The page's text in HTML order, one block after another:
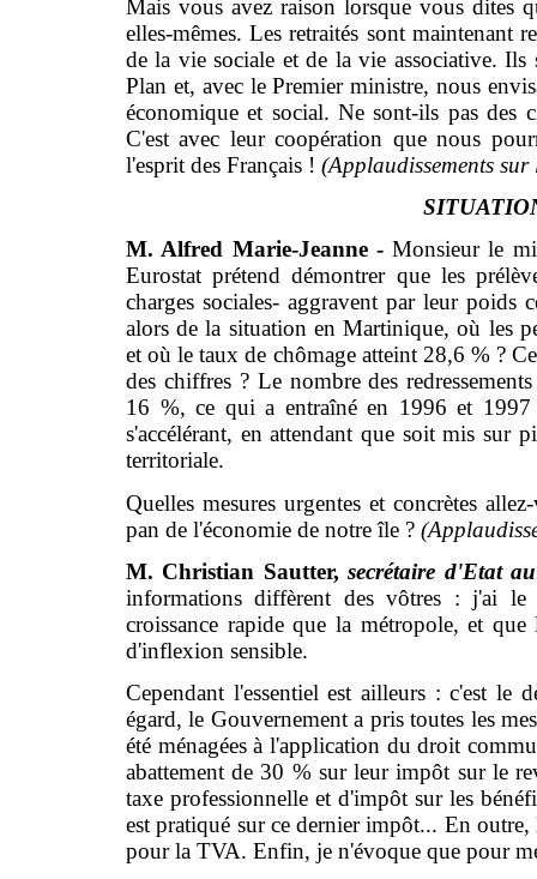
Mais vous avez raison lorsque vous dites
elles-mêmes. Les retraités sont maintenant
de la vie sociale et de la vie associative.
Plan et, avec le Premier ministre, nous
économique et social. Ne sont-ils pas des
C'est avec leur coopération que nous
l'esprit des Français ! (Applaudissements
M. Alfred Marie-Jeanne -Monsieur le
Eurostat prétend démontrer que les
charges sociales- aggravent par leur poids
alors de la situation en Martinique, où les
et où le taux de chômage atteint 28,6 % ?
des chiffres ? Le nombre des
16 %, ce qui a entraîné en 1996 et
s'accélérant, en attendant que soit mis sur
territoriale.
Quelles mesures urgentes et concrètes
pan de l'économie de notre île ?
M. Christian Sautter,secrétaire d'Etat
informations diffèrent des vôtres : j'ai
croissance rapide que la métropole, et
d'inflexion sensible.
Cependant l'essentiel est ailleurs : c'est le
égard, le Gouvernement a pris toutes les
été ménagées à l'application du droit
abattement de 30 % sur leur impôt sur le
taxe professionnelle et d'impôt sur les
est pratiqué sur ce dernier impôt... En
pour la TVA. Enfin, je n'évoque que pour